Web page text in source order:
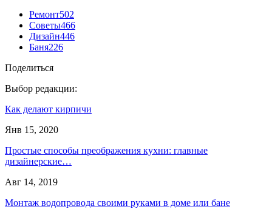
Ремонт502
Советы466
Дизайн446
Баня226
Поделиться
Выбор редакции:
Как делают кирпичи
Янв 15, 2020
Простые способы преображения кухни: главные
дизайнерские…
Авг 14, 2019
Монтаж водопровода своими руками в доме или бане